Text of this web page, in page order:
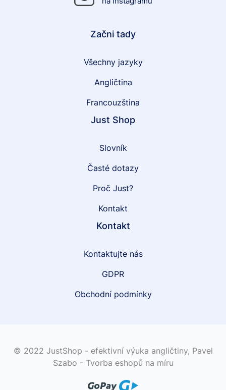
Začni tady
Všechny jazyky
Angličtina
Francouzština
Just Shop
Slovník
Časté dotazy
Proč Just?
Kontakt
Kontakt
Kontaktujte nás
GDPR
Obchodní podmínky
© 2022 JustShop - efektivní výuka angličtiny, Pavel
Szabo - Tvorba eshopů na míru